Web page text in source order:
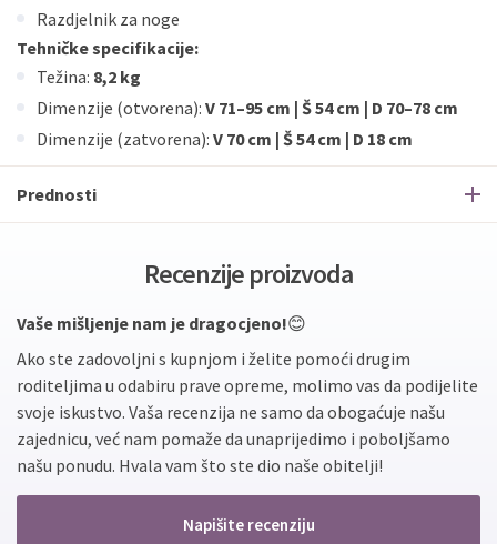
Razdjelnik za noge
Tehničke specifikacije:
Težina: 8,2 kg
Dimenzije (otvorena): V 71–95 cm | Š 54 cm | D 70–78 cm
Dimenzije (zatvorena): V 70 cm | Š 54 cm | D 18 cm
Prednosti
Recenzije proizvoda
Vaše mišljenje nam je dragocjeno!😊
Ako ste zadovoljni s kupnjom i želite pomoći drugim
roditeljima u odabiru prave opreme, molimo vas da podijelite
svoje iskustvo. Vaša recenzija ne samo da obogaćuje našu
zajednicu, već nam pomaže da unaprijedimo i poboljšamo
našu ponudu. Hvala vam što ste dio naše obitelji!
Napišite recenziju